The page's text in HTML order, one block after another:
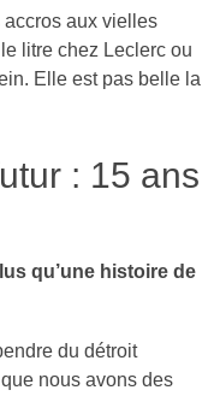
accros aux vielles
litre chez Leclerc ou
Elle est pas belle la
: 15 ans
qu’une histoire de
du détroit
nous avons des